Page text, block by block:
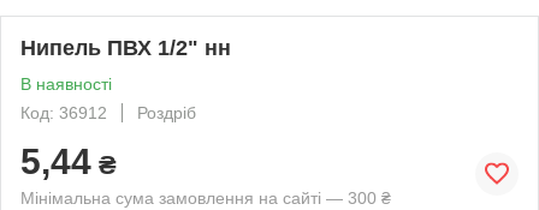
Нипель ПВХ 1/2" нн
В наявності
Код: 36912
Роздріб
5,44 ₴
Мінімальна сума замовлення на сайті — 300 ₴